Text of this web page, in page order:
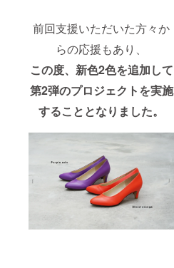
前回支援いただいた方々か
らの応援もあり、
この度、新色2色を追加して
第2弾のプロジェクトを実施
することとなりました。